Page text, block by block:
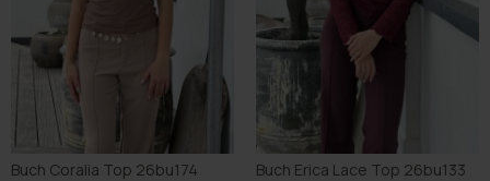
Buch Coralia Top 26bu174
Buch Erica Lace Top 26bu133